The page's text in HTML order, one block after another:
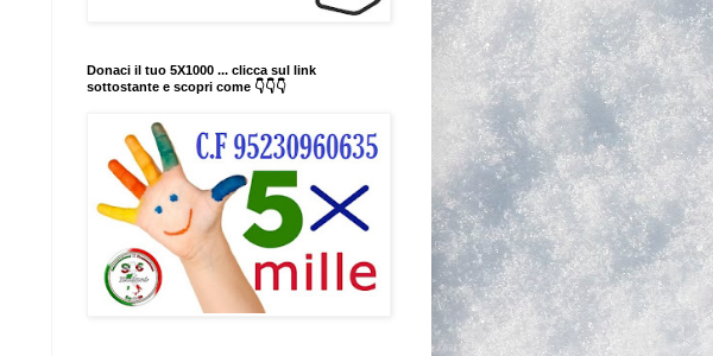
Donaci il tuo 5X1000 ... clicca sul link
sottostante e scopri come 👇👇👇